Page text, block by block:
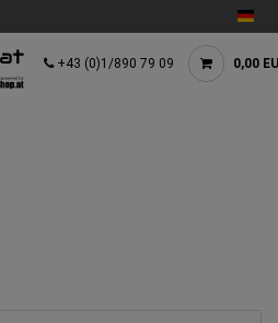
+43 (0)1/890 79 09 0,00